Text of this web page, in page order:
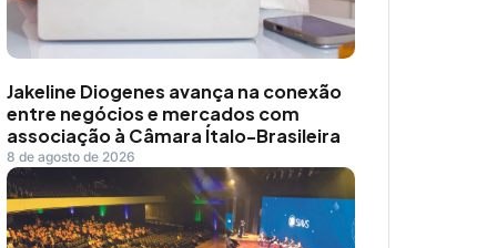
Jakeline Diogenes avança na conexão
entre negócios e mercados com
associação à Câmara Ítalo-Brasileira
8 de agosto de 2026